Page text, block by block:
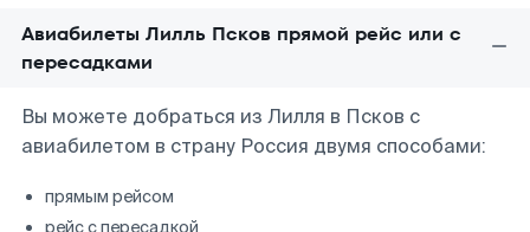
Авиабилеты Лилль Псков прямой рейс или с
пересадками
Вы можете добраться из Лилля в Псков с
авиабилетом в страну Россия двумя способами:
прямым рейсом
рейс с пересадкой